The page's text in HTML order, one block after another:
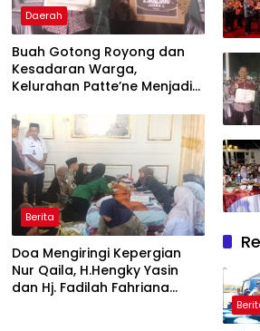
Daerah
Buah Gotong Royong dan
Kesadaran Warga,
Kelurahan Patte’ne Menjadi
Berita
Doa Mengiringi Kepergian
Nur Qaila, H.Hengky Yasin
dan Hj. Fadilah Fahriana